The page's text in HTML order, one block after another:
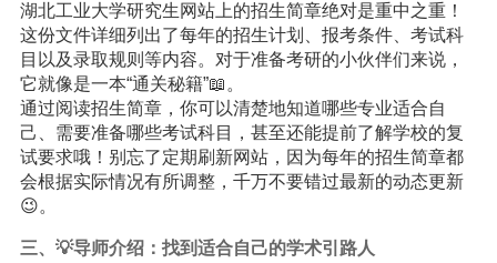
湖北工业大学研究生网站上的招生简章绝对是重中之重！
这份文件详细列出了每年的招生计划、报考条件、考试科
目以及录取规则等内容。对于准备考研的小伙伴们来说，
它就像是一本“通关秘籍”📖。
通过阅读招生简章，你可以清楚地知道哪些专业适合自
己、需要准备哪些考试科目，甚至还能提前了解学校的复
试要求哦！别忘了定期刷新网站，因为每年的招生简章都
会根据实际情况有所调整，千万不要错过最新的动态更新
😉。
三、💡导师介绍：找到适合自己的学术引路人